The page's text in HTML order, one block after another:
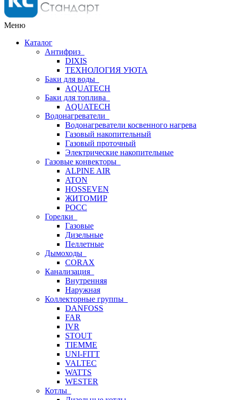
Меню
Каталог
Антифриз
DIXIS
ТЕХНОЛОГИЯ УЮТА
Баки для воды
AQUATECH
Баки для топлива
AQUATECH
Водонагреватели
Водонагреватели косвенного нагрева
Газовый накопительный
Газовый проточный
Электрические накопительные
Газовые конвекторы
ALPINE AIR
ATON
HOSSEVEN
ЖИТОМИР
РОСС
Горелки
Газовые
Дизельные
Пеллетные
Дымоходы
CORAX
Канализация
Внутренняя
Наружная
Коллекторные группы
DANFOSS
FAR
IVR
STOUT
TIEMME
UNI-FITT
VALTEC
WATTS
WESTER
Котлы